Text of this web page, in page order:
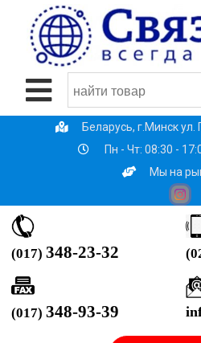
Беларусь, г.Минск ул.
Пн - Чт: 08:30 -
Мы на
(017) 348-23-32
(017) 348-93-39